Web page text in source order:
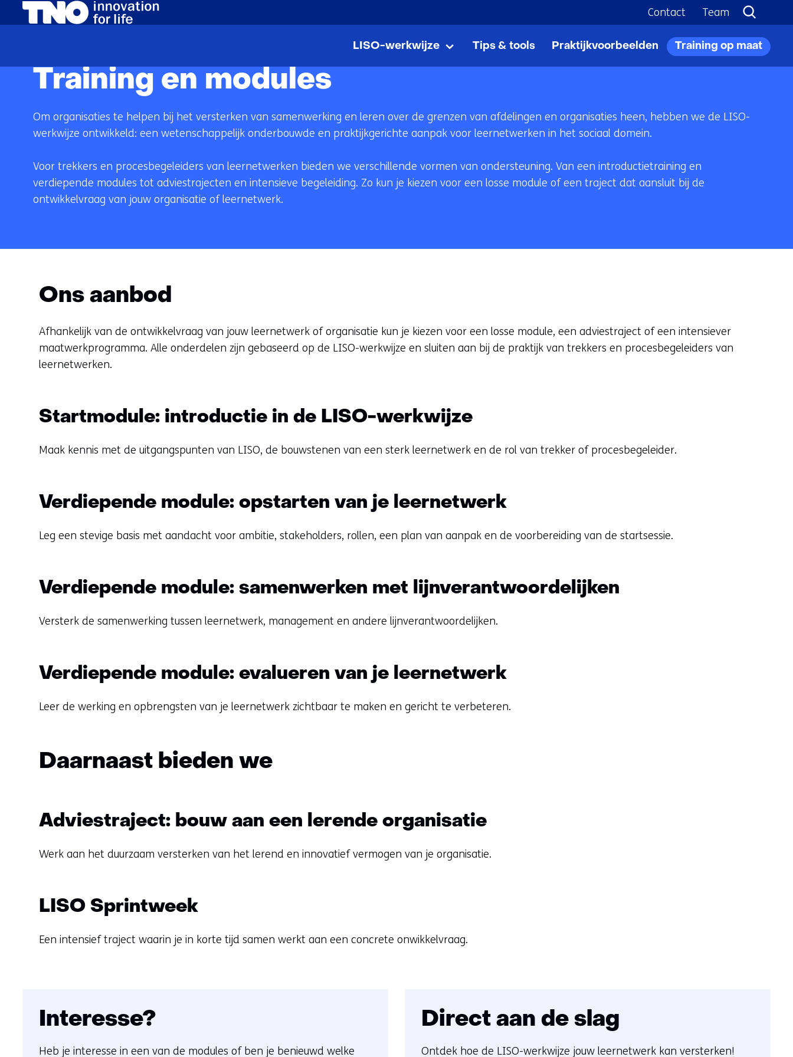
de
inhoud
Contact
Team
LISO-werkwijze
LISO-
werkwijze
Uitklappen
Tips & tools Praktijkvoorbeelden Training op maat
Training en modules
Om organisaties te helpen bij het versterken van samenwerking en leren over de grenzen van afdelingen en organisaties heen, hebben we de LISO-
werkwijze ontwikkeld: een wetenschappelijk onderbouwde en praktijkgerichte aanpak voor leernetwerken in het sociaal domein.
Voor trekkers en procesbegeleiders van leernetwerken bieden we verschillende vormen van ondersteuning. Van een introductietraining en
verdiepende modules tot adviestrajecten en intensieve begeleiding. Zo kun je kiezen voor een losse module of een traject dat aansluit bij de
ontwikkelvraag van jouw organisatie of leernetwerk.
Ons aanbod
Afhankelijk van de ontwikkelvraag van jouw leernetwerk of organisatie kun je kiezen voor een losse module, een adviestraject of een intensiever
maatwerkprogramma. Alle onderdelen zijn gebaseerd op de LISO-werkwijze en sluiten aan bij de praktijk van trekkers en procesbegeleiders van
leernetwerken.
Startmodule: introductie in de LISO-werkwijze
Maak kennis met de uitgangspunten van LISO, de bouwstenen van een sterk leernetwerk en de rol van trekker of procesbegeleider.
Verdiepende module: opstarten van je leernetwerk
Leg een stevige basis met aandacht voor ambitie, stakeholders, rollen, een plan van aanpak en de voorbereiding van de startsessie.
Verdiepende module: samenwerken met lijnverantwoordelijken
Versterk de samenwerking tussen leernetwerk, management en andere lijnverantwoordelijken.
Verdiepende module: evalueren van je leernetwerk
Leer de werking en opbrengsten van je leernetwerk zichtbaar te maken en gericht te verbeteren.
Daarnaast bieden we
Adviestraject: bouw aan een lerende organisatie
Werk aan het duurzaam versterken van het lerend en innovatief vermogen van je organisatie.
LISO Sprintweek
Een intensief traject waarin je in korte tijd samen werkt aan een concrete onwikkelvraag.
Interesse?
Heb je interesse in een van de modules of ben je benieuwd welke
Direct aan de slag
Ontdek hoe de LISO-werkwijze jouw leernetwerk kan versterken!